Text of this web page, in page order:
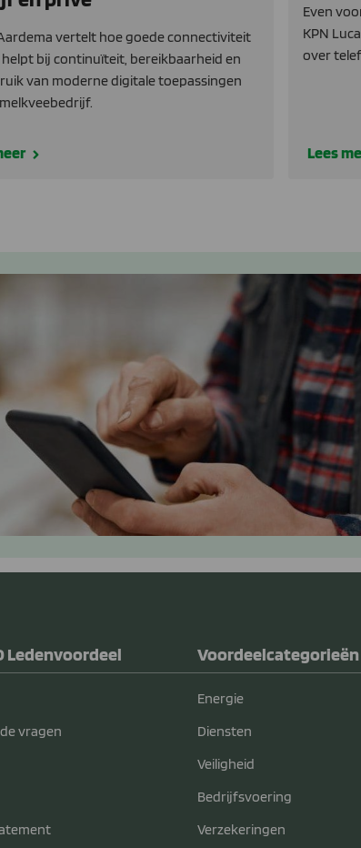
vertelt hoe goede connectiviteit
helpt bij continuïteit, bereikbaarheid en
van moderne digitale toepassingen
Even
KPN
over
Lees
Ledenvoordeel
vragen
Voordeelcategorieën
Energie
Diensten
Veiligheid
Bedrijfsvoering
Verzekeringen